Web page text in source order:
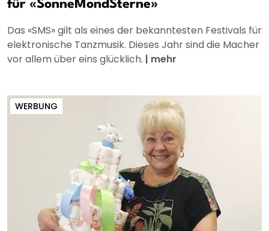
für «SonneMondSterne»
Das «SMS» gilt als eines der bekanntesten Festivals für
elektronische Tanzmusik. Dieses Jahr sind die Macher
vor allem über eins glücklich. | mehr
WERBUNG